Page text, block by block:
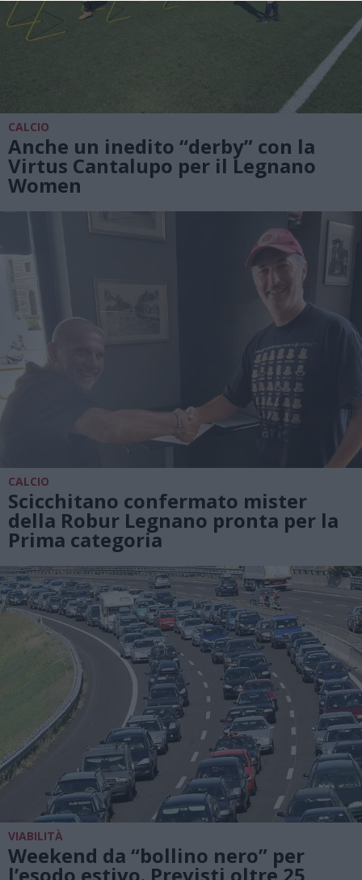
CALCIO
Anche un inedito “derby” con la
Virtus Cantalupo per il Legnano
Women
CALCIO
Scicchitano confermato mister
della Robur Legnano pronta per la
Prima categoria
VIABILITÀ
Weekend da “bollino nero” per
l’esodo estivo. Previsti oltre 25